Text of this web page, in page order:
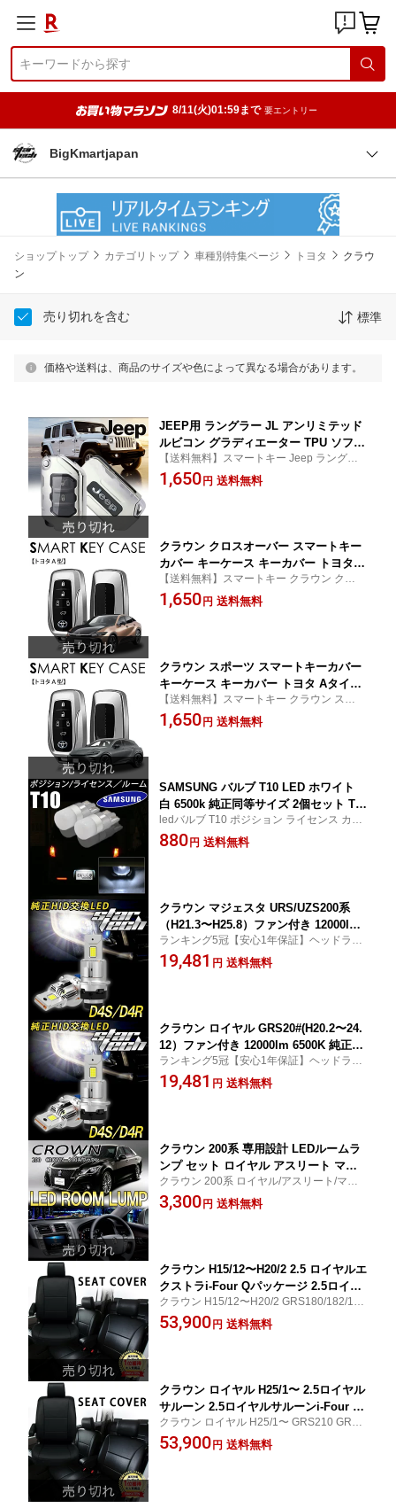
8/11(火)01:59まで 要エントリー
BigKmartjapan
ショップトップ カテゴリトップ 車種別特集ページ トヨタ
クラウ
ン
売り切れを含む 標準
価格や送料は、商品のサイズや色によって異なる場合があります。
JEEP用 ラングラー JL アンリミテッド
ルビコン グラディエーター TPU ソフト
スマートキーケース キーカバー キーホ
ルダー
【送料無料】スマートキー Jeep ラングラ
ーJL
1,650 円 送料無料
クラウン クロスオーバー スマートキー
カバー キーケース キーカバー トヨタ A
タイプ パーツ アクセサリー カスタムパ
ーツ ドレスアップ
【送料無料】スマートキー クラウン クロス
オーバー toyota トヨタ Aタイプ
1,650 円 送料無料
クラウン スポーツ スマートキーカバー
キーケース キーカバー トヨタ Aタイプ
パーツ アクセサリー カスタムパーツ ド
レスアップ
【送料無料】スマートキー クラウン スポー
ツ toyota トヨタ Aタイプ
1,650 円 送料無料
SAMSUNG バルブ T10 LED ホワイト
白 6500k 純正同等サイズ 2個セット T10
LEDバルブ ポジション ルームランプ ナ
ンバー灯 ledナンバー灯 ライセンス サ
ledバルブ T10 ポジション ライセンス カー
テシ
880 円 送料無料
クラウン マジェスタ URS/UZS200系
（H21.3〜H25.8）ファン付き 12000lm
6500K 純正HID交換 加工不要 LED配線
レス キャンセラー内蔵 1年保証
ランキング5冠【安心1年保証】ヘッドライ
ト HIDバルブ
19,481 円 送料無料
クラウン ロイヤル GRS20#(H20.2〜24.
12）ファン付き 12000lm 6500K 純正HI
D交換 加工不要 LED配線レス キャンセ
ラー内蔵 1年保証
ランキング5冠【安心1年保証】ヘッドライ
ト HIDバルブ
19,481 円 送料無料
クラウン 200系 専用設計 LEDルームラ
ンプ セット ロイヤル アスリート マジ
ェスタ ハイブリッド 全グレード対応
(サンルーフ 有り/無しにも対応)室内灯
クラウン 200系 ロイヤル/アスリート/マジ
ェスタ/ハイブリッド サンルーフ 有り/無し
にも対応可能 LED ルームランプ セット LE
3,300 円 送料無料
クラウン H15/12〜H20/2 2.5 ロイヤルエ
クストラi-Four Qパッケージ 2.5ロイヤ
ルサルーン 3.0ロイヤルサルーン 3.0ロ
イヤルサルーンi-Four レザーシートのよ
クラウン H15/12〜H20/2 GRS180/182/183
シートカバー
53,900 円 送料無料
クラウン ロイヤル H25/1〜 2.5ロイヤル
サルーン 2.5ロイヤルサルーンi-Four ハ
イブリッド ロイヤルサルーン レザーシ
ートのような質感シートカバー
クラウン ロイヤル H25/1〜 GRS210 GRS2
11 AWS210 シートカバー
53,900 円 送料無料